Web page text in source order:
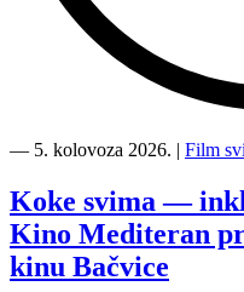
Mediteran
Film
svima
nastavljaju
inkluzivnu
turneju
― 5. kolovoza 2026. | Film
Koke svima —
Kino Mediteran
kinu Bačvice